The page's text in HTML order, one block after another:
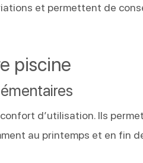
et permettent de
piscine
d’utilisation. Ils
au printemps et en fin